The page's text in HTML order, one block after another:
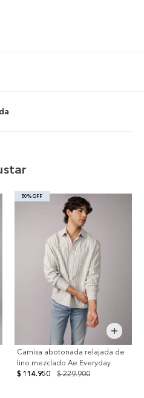
50% OFF
Camisa abotonada relajada de
lino mezclado Ae Everyday
$ 229.900
$ 114.950